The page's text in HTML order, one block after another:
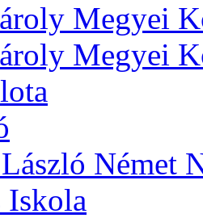
Megyei
Megyei
Német
Iskola